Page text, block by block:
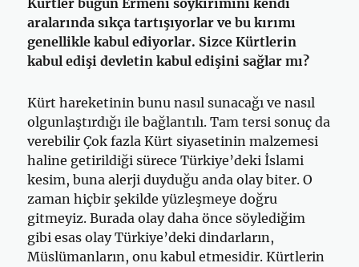
Kürtler bugün Ermeni soykırımını kendi
aralarında sıkça tartışıyorlar ve bu kırımı
genellikle kabul ediyorlar. Sizce Kürtlerin
kabul edişi devletin kabul edişini sağlar mı?
Kürt hareketinin bunu nasıl sunacağı ve nasıl
olgunlaştırdığı ile bağlantılı. Tam tersi sonuç da
verebilir Çok fazla Kürt siyasetinin malzemesi
haline getirildiği sürece Türkiye’deki İslami
kesim, buna alerji duyduğu anda olay biter. O
zaman hiçbir şekilde yüzleşmeye doğru
gitmeyiz. Burada olay daha önce söylediğim
gibi esas olay Türkiye’deki dindarların,
Müslümanların, onu kabul etmesidir. Kürtlerin